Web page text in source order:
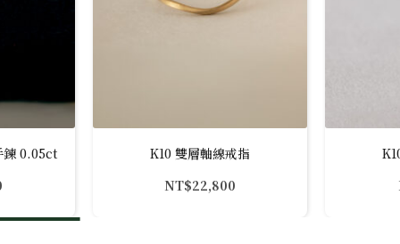
鍊 0.05ct
K10 雙層軸線戒指
NT$22,800